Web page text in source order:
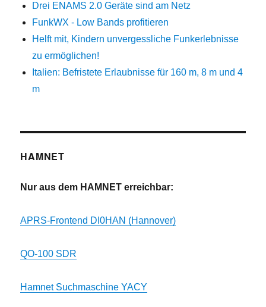
Drei ENAMS 2.0 Geräte sind am Netz
FunkWX - Low Bands profitieren
Helft mit, Kindern unvergessliche Funkerlebnisse
zu ermöglichen!
Italien: Befristete Erlaubnisse für 160 m, 8 m und 4
m
HAMNET
Nur aus dem HAMNET erreichbar:
APRS-Frontend DI0HAN (Hannover)
QO-100 SDR
Hamnet Suchmaschine YACY